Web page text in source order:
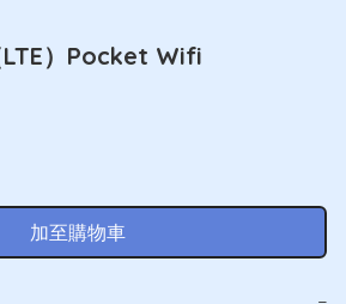
）Pocket Wifi
加至購物車